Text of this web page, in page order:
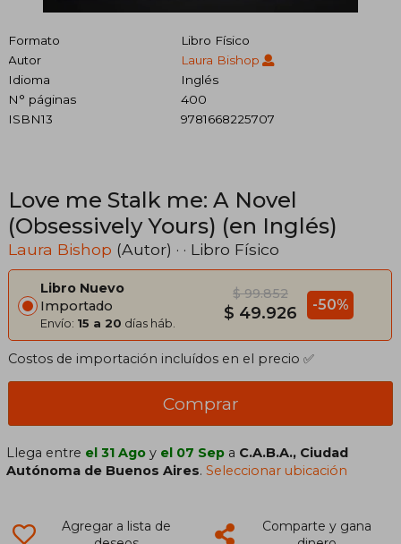
Formato
Libro Físico
Autor
Laura Bishop
Idioma
Inglés
N° páginas
400
ISBN13
9781668225707
Love me Stalk me: A Novel
(Obsessively Yours) (en Inglés)
Laura Bishop (Autor) · · Libro Físico
Libro Nuevo
Importado
Envío: 15 a 20 días háb.
$ 99.852
$ 49.926 -50%
Costos de importación incluídos en el precio ✅
Comprar
Llega entre el 31 Ago y el 07 Sep a C.A.B.A., Ciudad
Autónoma de Buenos Aires.Seleccionar ubicación
Agregar a lista de
Comparte y gana